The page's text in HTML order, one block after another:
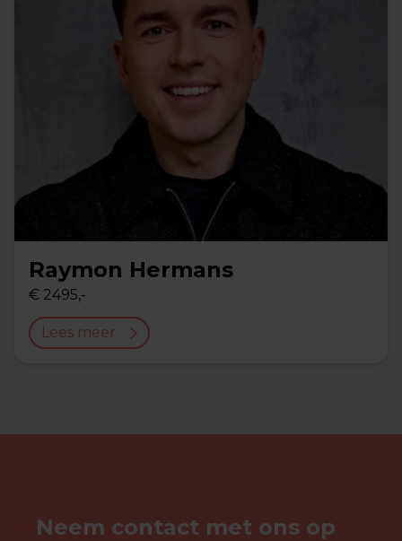
Raymon Hermans
€ 2495,-
Lees meer
Neem contact met ons op